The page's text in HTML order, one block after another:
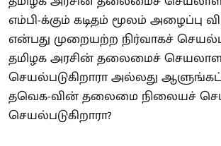
எம்பி-க்கும் கடிதம் மூலம் அழைப்பு
என்பது முறையற்ற நிர்வாகச்
தமிழக அரசின் தலைமைச்
செயல்படுகிறாரா அல்லது
தவெக-வின் தலைமை நிலையச்
செயல்படுகிறாரா?